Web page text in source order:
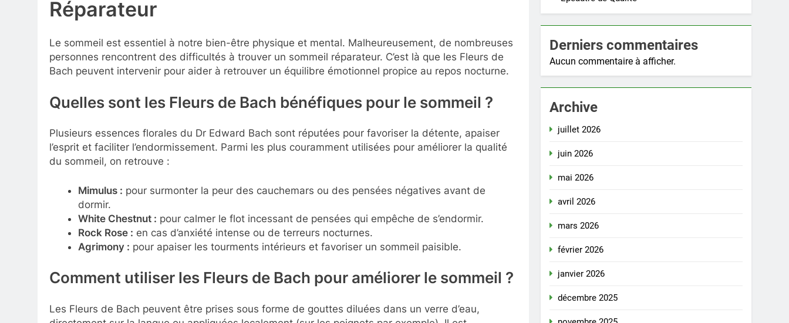
Réparateur
Le sommeil est essentiel à notre bien-être physique et mental. Malheureusement, de nombreuses
personnes rencontrent des difficultés à trouver un sommeil réparateur. C’est là que les Fleurs de
Bach peuvent intervenir pour aider à retrouver un équilibre émotionnel propice au repos nocturne.
Quelles sont les Fleurs de Bach bénéfiques pour le sommeil ?
Plusieurs essences florales du Dr Edward Bach sont réputées pour favoriser la détente, apaiser
l’esprit et faciliter l’endormissement. Parmi les plus couramment utilisées pour améliorer la qualité
du sommeil, on retrouve :
Mimulus : pour surmonter la peur des cauchemars ou des pensées négatives avant de
dormir.
White Chestnut : pour calmer le flot incessant de pensées qui empêche de s’endormir.
Rock Rose : en cas d’anxiété intense ou de terreurs nocturnes.
Agrimony : pour apaiser les tourments intérieurs et favoriser un sommeil paisible.
Comment utiliser les Fleurs de Bach pour améliorer le sommeil ?
Les Fleurs de Bach peuvent être prises sous forme de gouttes diluées dans un verre d’eau,
Derniers commentaires
Aucun commentaire à afficher.
Archive
juillet 2026
juin 2026
mai 2026
avril 2026
mars 2026
février 2026
janvier 2026
décembre 2025